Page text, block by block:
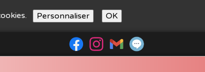
Personnaliser OK